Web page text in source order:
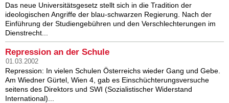
Das neue Universitätsgesetz stellt sich in die Tradition der
ideologischen Angriffe der blau-schwarzen Regierung. Nach der
Einführung der Studiengebühren und den Verschlechterungen im
Dienstrecht...
Repression an der Schule
01.03.2002
Repression: In vielen Schulen Österreichs wieder Gang und Gebe.
Am Wiedner Gürtel, Wien 4, gab es Einschüchterungsversuche
seitens des Direktors und SWI (Sozialistischer Widerstand
International)...